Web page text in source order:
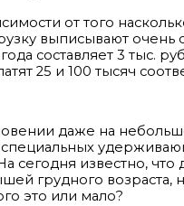
от того
выписывают
составляет 3 тыс.
25 и 100 тысяч
даже на
сегодня известно, что
грудного возраста,
это или мало?